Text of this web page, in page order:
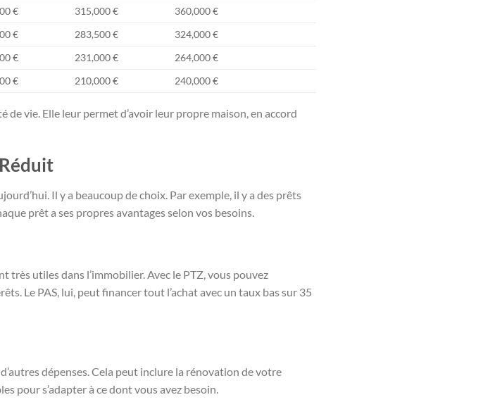
€ 315,000 €
360,000 €
€ 283,500 €
324,000 €
€ 231,000 €
264,000 €
€ 210,000 € 240,000 €
vie. Elle leur permet d’avoir leur propre maison, en accord
Il y a beaucoup de choix. Par exemple, il y a des prêts
prêt a ses propres avantages selon vos besoins.
très utiles dans l’immobilier. Avec le PTZ, vous pouvez
Le PAS, lui, peut financer tout l’achat avec un taux bas sur 35
dépenses. Cela peut inclure la rénovation de votre
pour s’adapter à ce dont vous avez besoin.